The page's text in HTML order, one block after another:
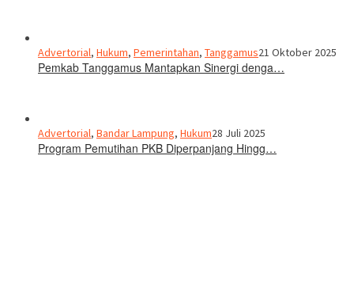
Advertorial, Hukum, Pemerintahan, Tanggamus21 Oktober 2025
Pemkab Tanggamus Mantapkan Sinergi denga…
Advertorial, Bandar Lampung, Hukum28 Juli 2025
Program Pemutihan PKB Diperpanjang Hingg…